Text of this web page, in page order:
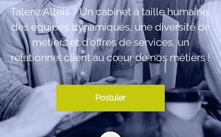
Talenz Alteis ? Un cabinet à taille humaine,
des équipes dynamiques, une diversité de
métiers et d'offres de services, un
relationnel client au cœur de nos métiers !
Postuler